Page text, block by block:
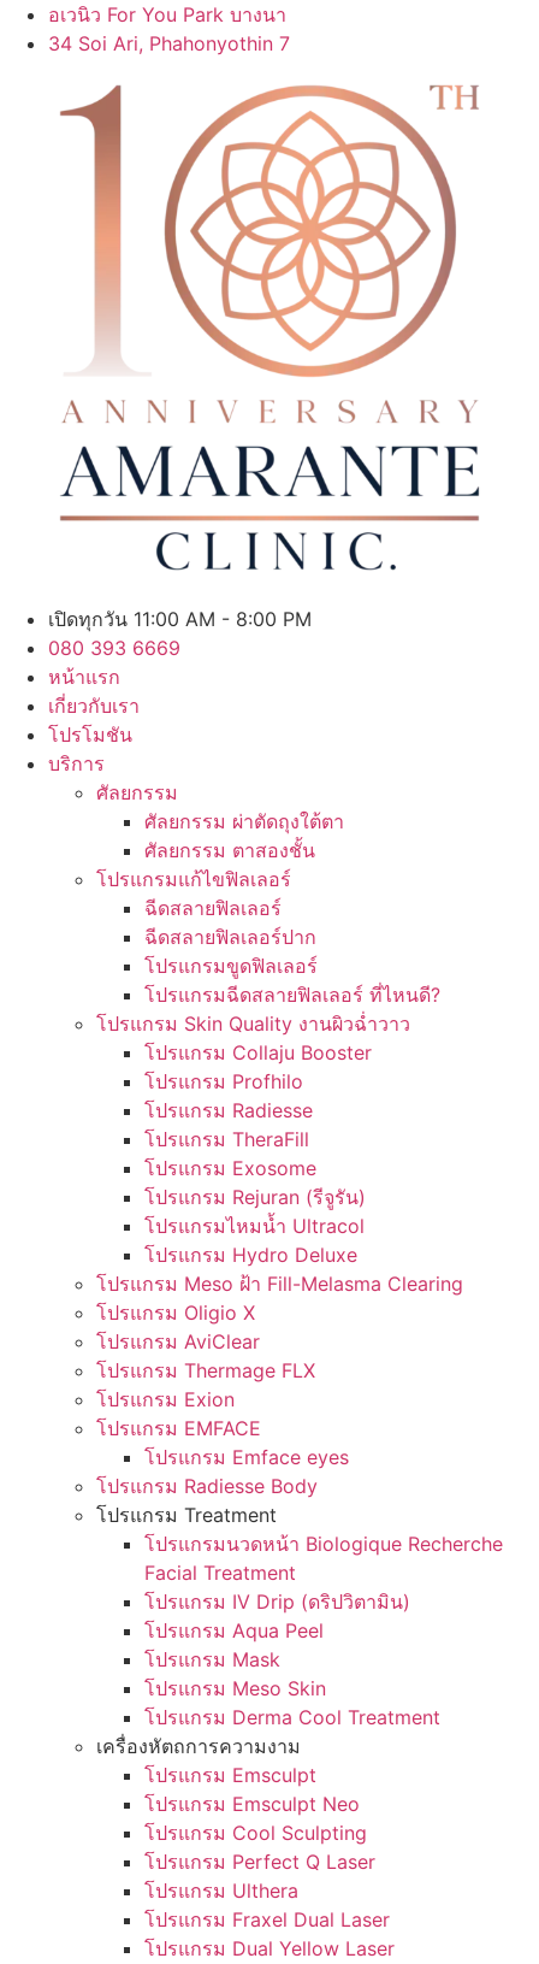
Skip
อเวนิว For You Park บางนา
34 Soi Ari, Phahonyothin 7
เปิดทุกวัน 11:00 AM - 8:00 PM
080 393 6669
หน้าแรก
เกี่ยวกับเรา
โปรโมชัน
บริการ
ศัลยกรรม
ศัลยกรรม ผ่าตัดถุงใต้ตา
ศัลยกรรม ตาสองชั้น
โปรแกรมแก้ไขฟิลเลอร์
ฉีดสลายฟิลเลอร์
ฉีดสลายฟิลเลอร์ปาก
โปรแกรมขูดฟิลเลอร์
โปรแกรมฉีดสลายฟิลเลอร์ ที่ไหนดี?
โปรแกรม Skin Quality งานผิวฉ่ำวาว
โปรแกรม Collaju Booster
โปรแกรม Profhilo
โปรแกรม Radiesse
โปรแกรม TheraFill
โปรแกรม Exosome
โปรแกรม Rejuran (รีจูรัน)
โปรแกรมไหมน้ำ Ultracol
โปรแกรม Hydro Deluxe
โปรแกรม Meso ฝ้า Fill-Melasma Clearing
โปรแกรม Oligio X
โปรแกรม AviClear
โปรแกรม Thermage FLX
โปรแกรม Exion
โปรแกรม EMFACE
โปรแกรม Emface eyes
โปรแกรม Radiesse Body
โปรแกรม Treatment
โปรแกรมนวดหน้า Biologique Recherche
Facial Treatment
โปรแกรม IV Drip (ดริปวิตามิน)
โปรแกรม Aqua Peel
โปรแกรม Mask
โปรแกรม Meso Skin
โปรแกรม Derma Cool Treatment
เครื่องหัตถการความงาม
โปรแกรม Emsculpt
โปรแกรม Emsculpt Neo
โปรแกรม Cool Sculpting
โปรแกรม Perfect Q Laser
โปรแกรม Ulthera
โปรแกรม Fraxel Dual Laser
โปรแกรม Dual Yellow Laser